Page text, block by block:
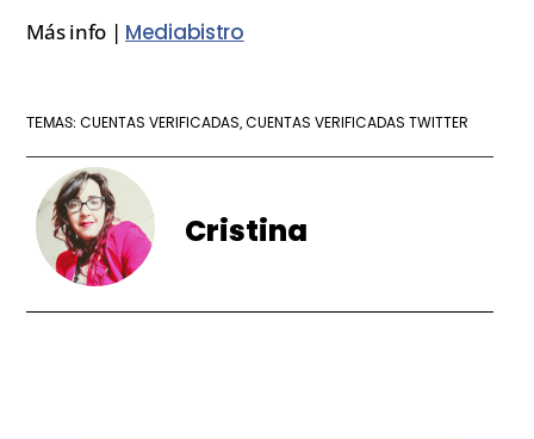
Más info | Mediabistro
TEMAS:CUENTAS VERIFICADAS ,CUENTAS VERIFICADAS TWITTER
Cristina